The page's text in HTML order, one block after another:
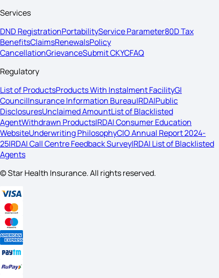
Services
DND RegistrationPortabilityService Parameter80D Tax
BenefitsClaimsRenewalsPolicy
CancellationGrievanceSubmit CKYCFAQ
Regulatory
List of ProductsProducts With Instalment FacilityGI
CouncilInsurance Information BureauIRDAIPublic
DisclosuresUnclaimed AmountList of Blacklisted
AgentWithdrawn ProductsIRDAI Consumer Education
WebsiteUnderwriting PhilosophyCIO Annual Report 2024-
25IRDAI Call Centre Feedback SurveyIRDAI List of Blacklisted
Agents
© Star Health Insurance. All rights reserved.